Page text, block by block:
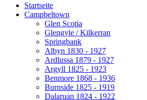
Startseite
Campbeltown
Glen Scotia
Glengyle / Kilkerran
Springbank
Albyn 1830 - 1927
Ardlussa 1879 - 1927
Argyll 1825 - 1923
Benmore 1868 - 1936
Burnside 1825 - 1919
Dalaruan 1824 - 1922